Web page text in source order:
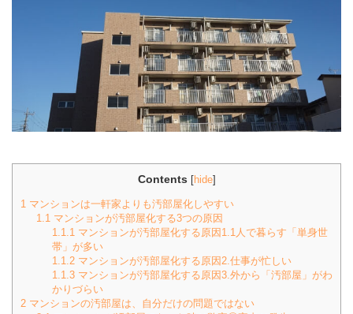
PRIVACY POLICYﾌﾟﾗｲﾊﾞｼｰﾎﾟﾘｼｰ
Contents [hide]
1 マンションは一軒家よりも汚部屋化しやすい
1.1マンションが汚部屋化する3つの原因
1.1.1マンションが汚部屋化する原因1.1人で暮らす「単身世
帯」が多い
1.1.2マンションが汚部屋化する原因2.仕事が忙しい
1.1.3マンションが汚部屋化する原因3.外から「汚部屋」がわ
かりづらい
2 マンションの汚部屋は、自分だけの問題ではない